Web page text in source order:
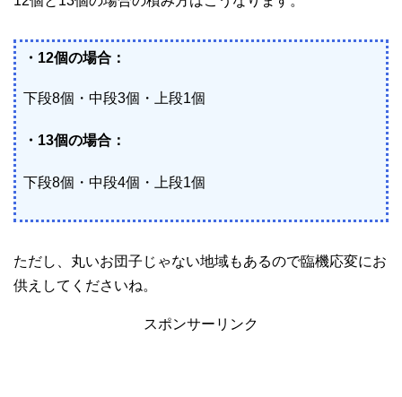
・12個の場合：
下段8個・中段3個・上段1個
・13個の場合：
下段8個・中段4個・上段1個
ただし、丸いお団子じゃない地域もあるので臨機応変にお
供えしてくださいね。
スポンサーリンク